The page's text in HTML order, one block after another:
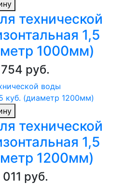
технической
1,5
1000мм)
руб.
технической
1,5
1200мм)
руб.